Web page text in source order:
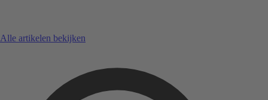
Alle artikelen bekijken